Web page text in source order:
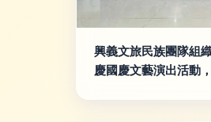
興義文旅民族團隊組
慶國慶文藝演出活動